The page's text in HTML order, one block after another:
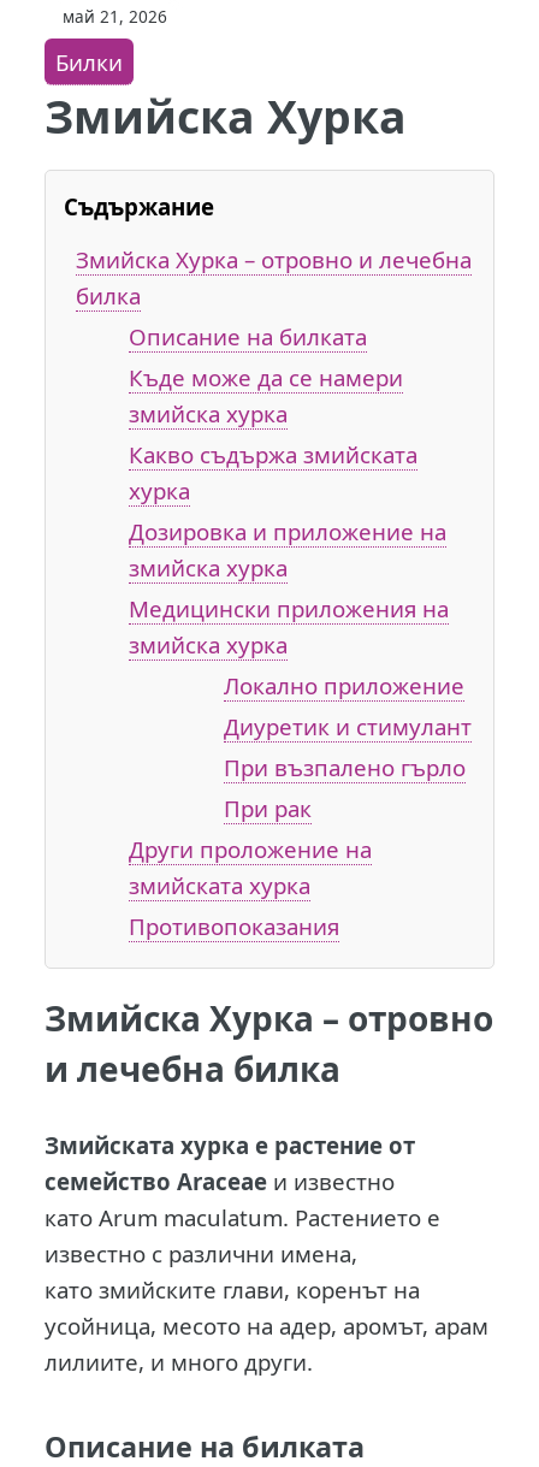
май 21, 2026
Билки
Змийска Хурка
Съдържание
Змийска Хурка – отровно и лечебна
билка
Описание на билката
Къде може да се намери
змийска хурка
Какво съдържа змийската
хурка
Дозировка и приложение на
змийска хурка
Медицински приложения на
змийска хурка
Локално приложение
Диуретик и стимулант
При възпалено гърло
При рак
Други проложение на
змийската хурка
Противопоказания
Змийска Хурка – отровно
и лечебна билка
Змийската хурка е растение от
семейство Araceae и известно
като Arum maculatum. Растението е
известно с различни имена,
като змийските глави, коренът на
усойница, месото на адер, аромът, арам
лилиите, и много други.
Описание на билката